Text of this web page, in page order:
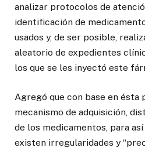
analizar protocolos de
identificación de
usados y, de ser posible,
aleatorio de expedientes
los que se les inyectó este
Agregó que con base en ésta
mecanismo de adquisición,
de los medicamentos, para
existen irregularidades y